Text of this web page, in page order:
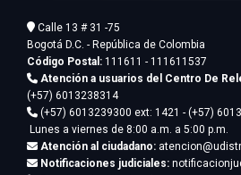
Calle 13 # 31 -75
Bogotá D.C. - República de Colombia
Código Postal: 111611 - 111611537
Atención a usuarios del Centro De
(+57) 6013238314
(+57) 6013239300 ext: 1421 - (+57)
Lunes a viernes de 8:00 a.m. a 5:00 p.m.
Atención al ciudadano:
Notificaciones judiciales: